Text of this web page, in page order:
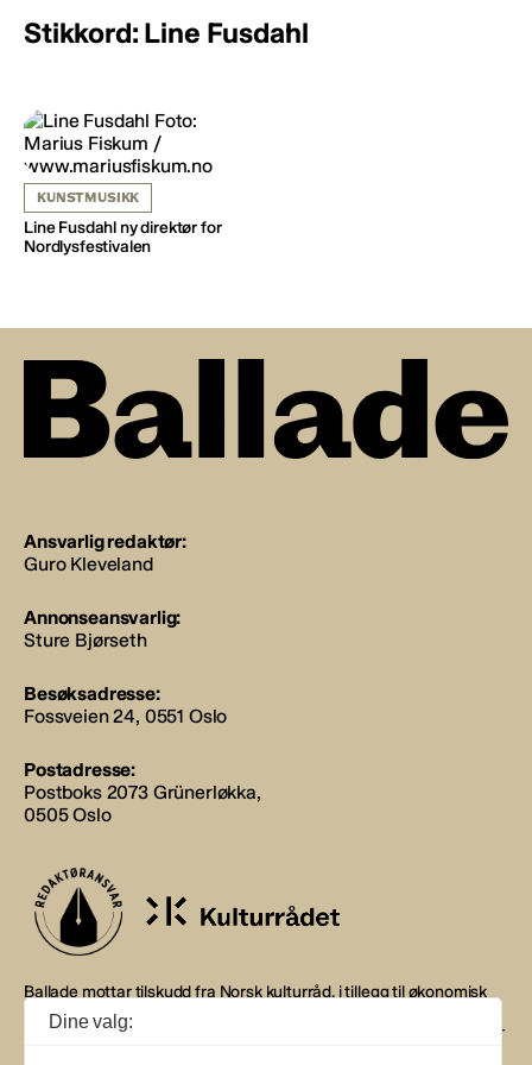
Stikkord: Line Fusdahl
KUNSTMUSIKK
Line Fusdahl ny direktør for
Nordlysfestivalen
Ansvarlig redaktør:
Guro Kleveland
Annonseansvarlig:
Sture Bjørseth
Besøksadresse:
Fossveien 24, 0551 Oslo
Postadresse:
Postboks 2073 Grünerløkka,
0505 Oslo
Ballade mottar tilskudd fra Norsk kulturråd, i tillegg til økonomisk
støtte fra eierne NOPA, Norsk komponistforening og
Musikkforleggerne. Ballade drives etter Redaktør- og Vær Varsom-
Dine valg: